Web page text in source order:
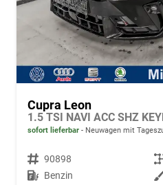
Cupra Leon
1.5 TSI NAVI ACC SHZ
sofort lieferbar Neuwagen mit
Fahrzeugnr. 90898
Kraftstoff Benzin